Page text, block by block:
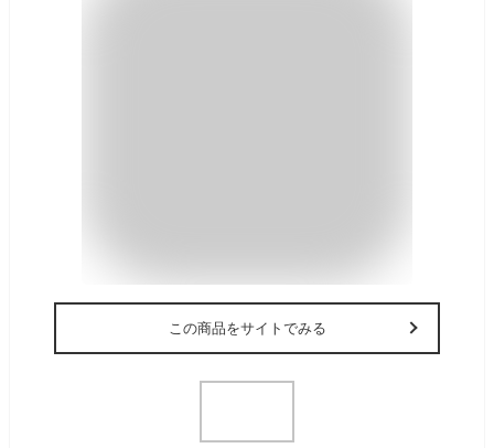
この商品をサイトでみる